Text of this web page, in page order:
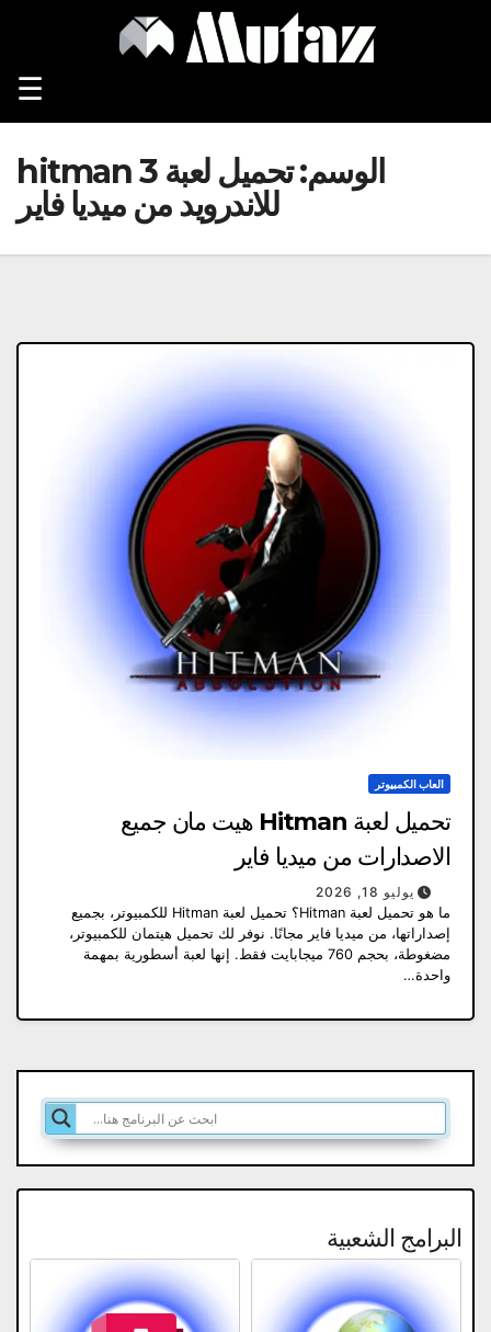
☰
الوسم:
تحميل لعبة hitman 3
للاندرويد من ميديا فاير
العاب الكمبيوتر
تحميل لعبة Hitman هيت مان جميع
الاصدارات من ميديا فاير
يوليو 18, 2026
ما هو تحميل لعبة Hitman؟ تحميل لعبة Hitman للكمبيوتر، بجميع
إصداراتها، من ميديا ​​فاير مجانًا. نوفر لك تحميل هيتمان للكمبيوتر،
مضغوطة، بحجم 760 ميجابايت فقط. إنها لعبة أسطورية بمهمة
واحدة…
البرامج الشعبية